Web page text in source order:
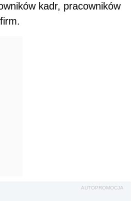
kadr, pracowników
AUTOPROMOCJA